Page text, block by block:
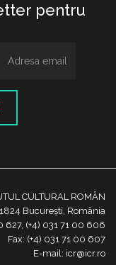
pentru
CULTURAL ROMÂN
București, România
627, (+4) 031 71 00 606
Fax: (+4) 031 71 00 607
E-mail: icr@icr.ro